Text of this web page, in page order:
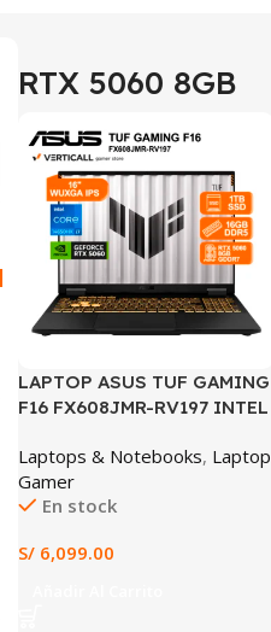
RTX 5060 8GB
LAPTOP ASUS TUF GAMING
F16 FX608JMR-RV197 INTEL
1TB SSD RTX 5060 8GB 16″
FHD IPS 144HZ WINDOWS
11 HOME (FX608JMR-RV197)
Laptops & Notebooks, Laptop
Gamer
En stock
S/ 6,099.00